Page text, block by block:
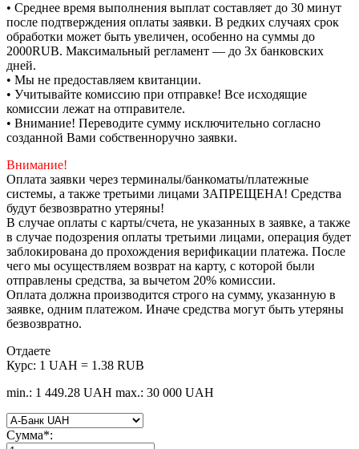
• Среднее время выполнения выплат составляет до 30 минут
после подтверждения оплаты заявки. В редких случаях срок
обработки может быть увеличен, особенно на суммы до
2000RUB. Максимальный регламент — до 3х банковских
дней.
• Мы не предоставляем квитанции.
• Учитывайте комиссию при отправке! Все исходящие
комиссии лежат на отправителе.
• Внимание! Переводите сумму исключительно согласно
созданной Вами собственноручно заявки.
Внимание!
Оплата заявки через терминалы/банкоматы/платежные
системы, а также третьими лицами ЗАПРЕЩЕНА! Средства
будут безвозвратно утеряны!
В случае оплаты с карты/счета, не указанных в заявке, а также
в случае подозрения оплаты третьими лицами, операция будет
заблокирована до прохождения верификации платежа. После
чего мы осуществляем возврат на карту, с которой были
отправлены средства, за вычетом 20% комиссии.
Оплата должна производится строго на сумму, указанную в
заявке, одним платежом. Иначе средства могут быть утеряны
безвозвратно.
Отдаете
Курс: 1 UAH = 1.38 RUB
min.: 1 449.28 UAH max.: 30 000 UAH
Сумма*: